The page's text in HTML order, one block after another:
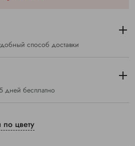
способ доставки
дней бесплатно
цвету